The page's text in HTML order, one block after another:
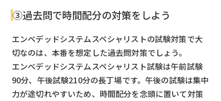
③過去問で時間配分の対策をしよう
エンベデッドシステムスペシャリストの試験対策で大
切なのは、本番を想定した過去問対策でしょう。
エンベデッドシステムスペシャリスト試験は午前試験
90分、午後試験210分の長丁場です。午後の試験は集中
力が途切れやすいため、時間配分を念頭に置いて対策